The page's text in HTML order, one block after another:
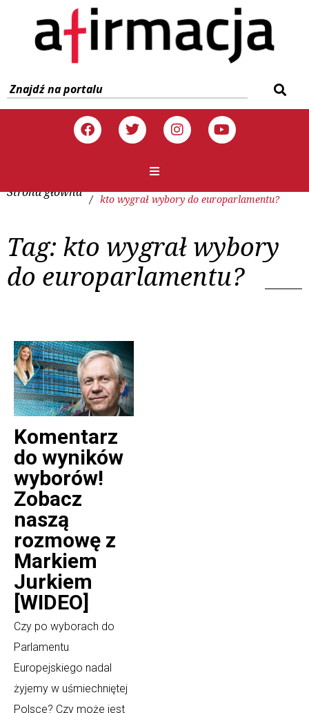
Strona główna / kto wygrał wybory do europarlamentu?
Tag: kto wygrał wybory
do europarlamentu?
Komentarz
do wyników
wyborów!
Zobacz
naszą
rozmowę z
Markiem
Jurkiem
[WIDEO]
Czy po wyborach do
Parlamentu
Europejskiego nadal
żyjemy w uśmiechniętej
Polsce? Czy może jest